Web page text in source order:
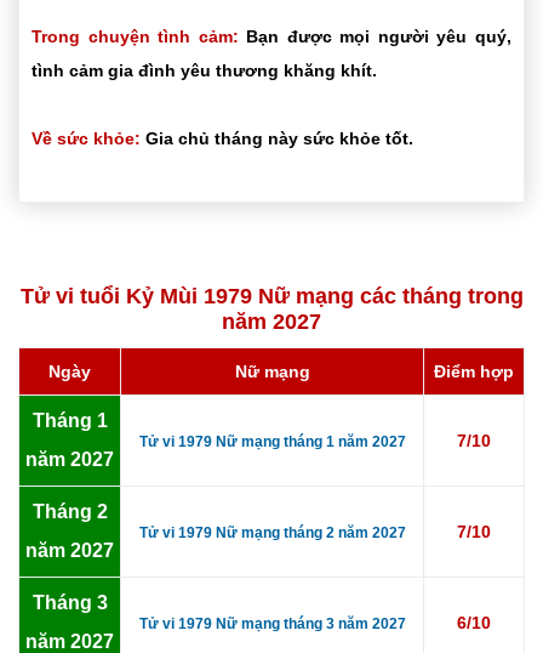
Trong chuyện tình cảm: Bạn được mọi người yêu quý,
tình cảm gia đình yêu thương khăng khít.
Về sức khỏe: Gia chủ tháng này sức khỏe tốt.
Tử vi tuổi Kỷ Mùi 1979 Nữ mạng các tháng trong
năm 2027
Ngày Nữ mạng Điểm hợp
Tháng 1
năm 2027
Tử vi 1979 Nữ mạng tháng 1 năm 2027 7/10
Tháng 2
năm 2027
Tử vi 1979 Nữ mạng tháng 2 năm 2027 7/10
Tháng 3
năm 2027
Tử vi 1979 Nữ mạng tháng 3 năm 2027 6/10